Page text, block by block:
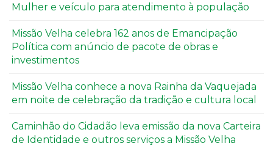
Mulher e veículo para atendimento à população
Missão Velha celebra 162 anos de Emancipação
Política com anúncio de pacote de obras e
investimentos
Missão Velha conhece a nova Rainha da Vaquejada
em noite de celebração da tradição e cultura local
Caminhão do Cidadão leva emissão da nova Carteira
de Identidade e outros serviços a Missão Velha